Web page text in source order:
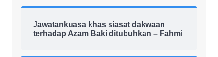
Jawatankuasa khas siasat dakwaan
terhadap Azam Baki ditubuhkan – Fahmi